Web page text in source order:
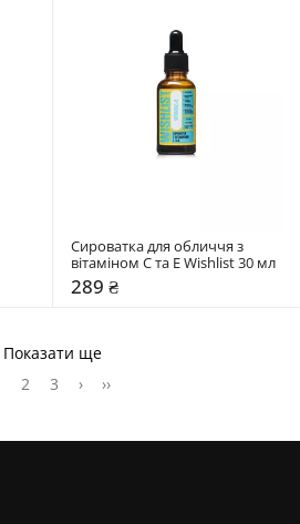
Сироватка для обличчя з
вітаміном C та E Wishlist 30 мл
289 ₴
Показати ще
2 3 › ››